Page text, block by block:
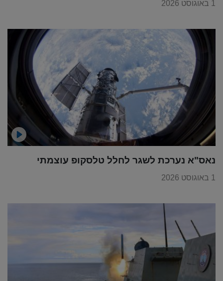
1 באוגוסט 2026
נאס"א נערכת לשגר לחלל טלסקופ עוצמתי
1 באוגוסט 2026